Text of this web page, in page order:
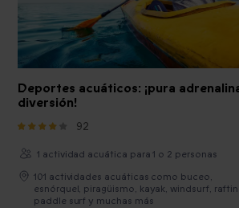
Deportes acuáticos: ¡pura
diversión!
92
1 actividad acuática para 1 o 2 personas
101 actividades acuáticas como buceo,
esnórquel, piragüismo, kayak, windsurf,
paddle surf y muchas más